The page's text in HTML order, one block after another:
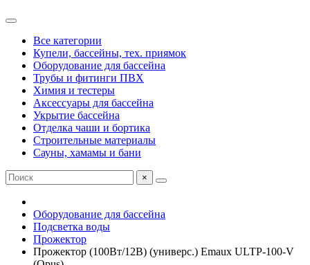
Все категории
Купели, бассейны, тех. приямок
Оборудование для бассейна
Трубы и фитинги ПВХ
Химия и тестеры
Аксессуары для бассейна
Укрытие бассейна
Отделка чаши и бортика
Строительные материалы
Сауны, хамамы и бани
×
Оборудование для бассейна
Подсветка воды
Прожектор
Прожектор (100Вт/12В) (универс.) Emaux ULTP-100-V